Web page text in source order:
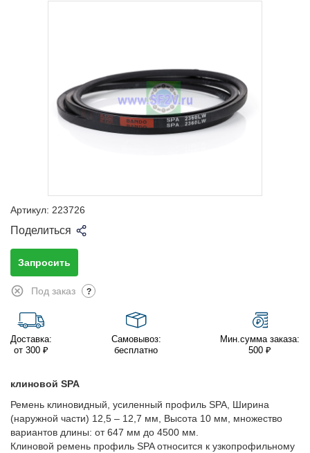
Артикул: 223726
Поделиться
Запросить
Под заказ ?
Доставка:
от 300 ₽
Самовывоз:
бесплатно
Мин.сумма заказа:
500 ₽
клиновой SPA
Ремень клиновидный, усиленный профиль SPA, Ширина
(наружной части) 12,5 – 12,7 мм, Высота 10 мм, множество
вариантов длины: от 647 мм до 4500 мм.
Клиновой ремень профиль SPA относится к узкопрофильному